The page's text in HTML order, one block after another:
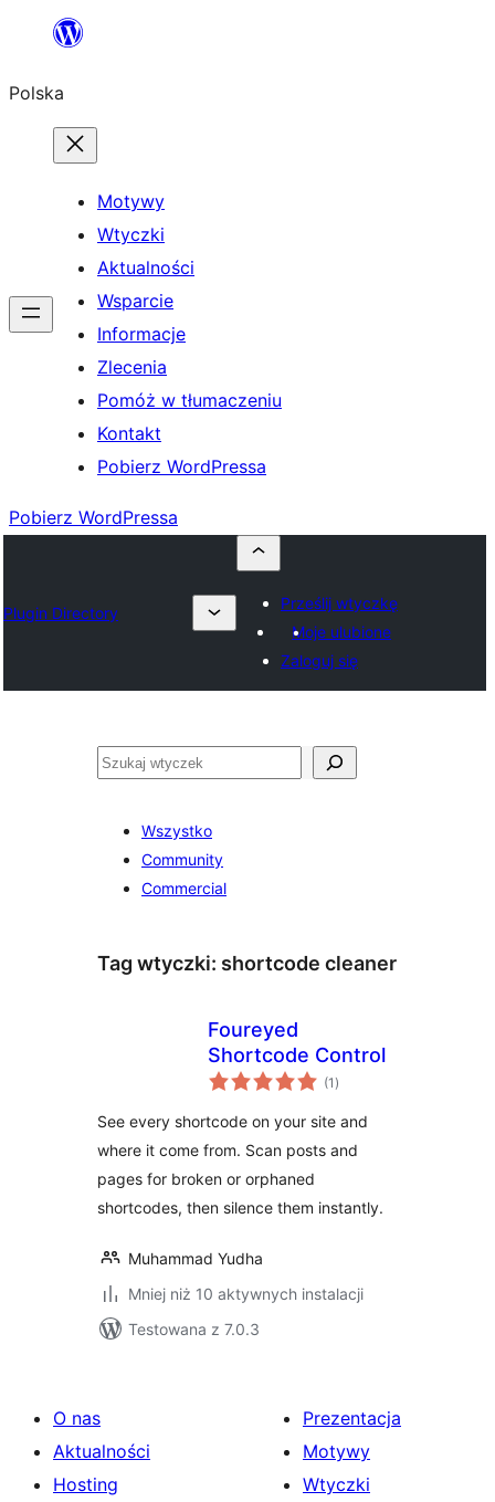
Przejdź
treści
Polska
Motywy
Wtyczki
Aktualności
Wsparcie
Informacje
Zlecenia
Pomóż w tłumaczeniu
Kontakt
Pobierz WordPressa
Pobierz WordPressa
Plugin Directory
Prześlij wtyczkę
Moje ulubione
Zaloguj się
Szukaj
Wszystko
Community
Commercial
Tag wtyczki: shortcode cleaner
Foureyed
Shortcode Control
(1 wszystkich
ocen
)
See every shortcode on your site and
where it come from. Scan posts and
pages for broken or orphaned
shortcodes, then silence them instantly.
Muhammad Yudha
Mniej niż 10 aktywnych instalacji
Testowana z 7.0.3
O nas
Aktualności
Hosting
Prezentacja
Motywy
Wtyczki